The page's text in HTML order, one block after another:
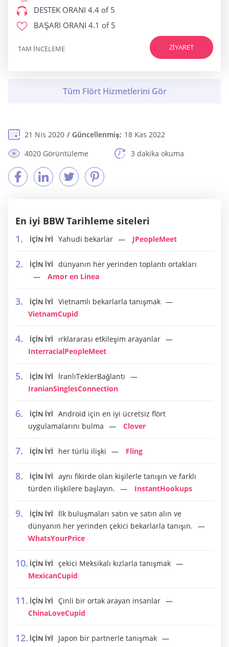
DESTEK ORANI 4.4 of 5
BAŞARI ORANI 4.1 of 5
ZIYARET
TAM INCELEME
21 Nis 2020 Güncellenmiş: 18 Kas 2022
4020 Görüntüleme
3 dakika okuma
En iyi BBW Tarihleme siteleri
İÇİN İYİ Yahudi bekarlar JPeopleMeet
İÇİN İYİ
dünyanın her yerinden toplantı ortakları
Amor en Linea
İÇİN İYİ
Vietnamlı bekarlarla tanışmak
VietnamCupid
İÇİN İYİ
ırklararası etkileşim arayanlar
InterracialPeopleMeet
İÇİN İYİ
İranlıTeklerBağlantı
IranianSinglesConnection
İÇİN İYİ
Android için en iyi ücretsiz flört
uygulamalarını bulma
Clover
İÇİN İYİ her türlü ilişki Fling
İÇİN İYİ
aynı fikirde olan kişilerle tanışın ve farklı
türden ilişkilere başlayın.
InstantHookups
İÇİN İYİ
İlk buluşmaları satın ve satın alın ve
dünyanın her yerinden çekici bekarlarla tanışın.
WhatsYourPrice
İÇİN İYİ
çekici Meksikalı kızlarla tanışmak
MexicanCupid
İÇİN İYİ
Çinli bir ortak arayan insanlar
ChinaLoveCupid
İÇİN İYİ
Japon bir partnerle tanışmak